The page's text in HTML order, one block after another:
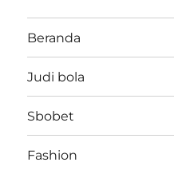
Beranda
Judi bola
Sbobet
Fashion